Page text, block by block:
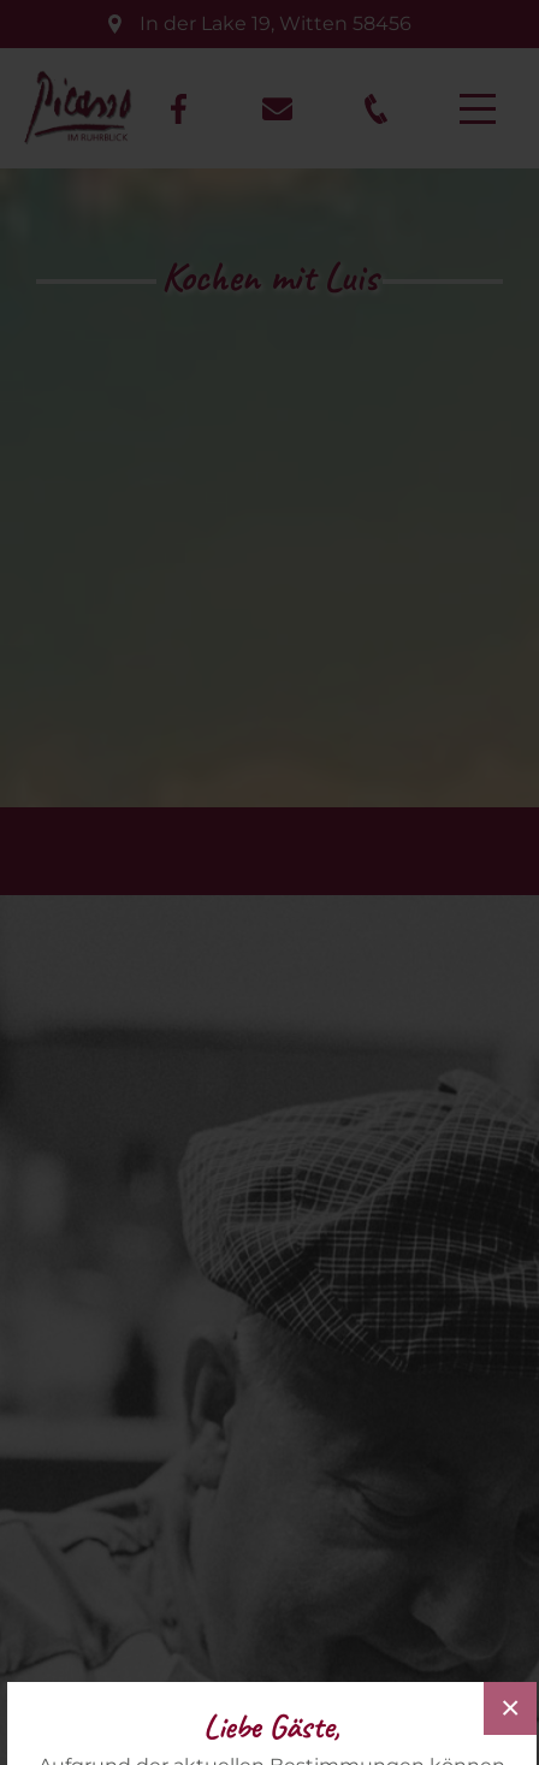
Liebe Gäste, ×
In der Lake 19, Witten 58456
Kochen mit Luis
Luis Alvarez
Dort, an der spanischen Nordküste, besaß seine
Familie ein Restaurant, in dem Luis Alvarez mit der
Kunst des Kochens und spanischen Gerichten
erstmals in Berührung kam.
Schon von seinen Eltern bekam er vorgelebt, was
es bedeutet, tägliche Frische zu garantieren.
Auf der Speisekarte standen spanische Gerichte
und vieles, was Küste und Atlantik hergaben.
eingesammelt“, sagt Luis Alvarez heute.
Im Jahr 1973 kam der Galizier nach Deutschland.
Fünf Jahre später machte er in der nieder­
Restaurant mit spanischen Gerichten, das „Picasso“,
und seine spanischen Gerichte aufmerksam.